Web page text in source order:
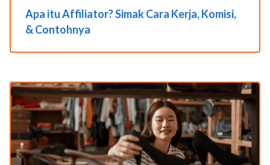
Apa itu Affiliator? Simak Cara Kerja, Komisi,
& Contohnya